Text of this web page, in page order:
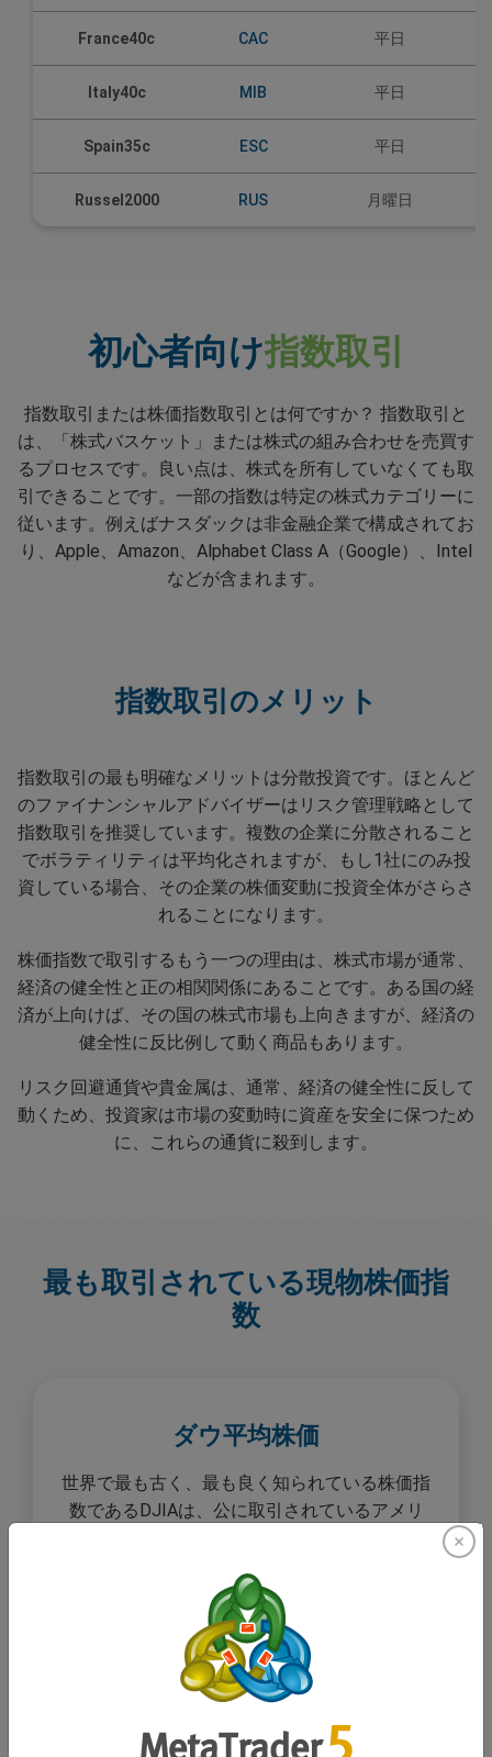
France40c CAC 平日
Italy40c MIB 平日
Spain35c ESC 平日
Russel2000 RUS 月曜日
初心者向け指数取引
指数取引または株価指数取引とは何ですか？ 指数取引と
は、「株式バスケット」または株式の組み合わせを売買す
るプロセスです。良い点は、株式を所有していなくても取
引できることです。一部の指数は特定の株式カテゴリーに
従います。例えばナスダックは非金融企業で構成されてお
り、Apple、Amazon、Alphabet Class A（Google）、Intel
などが含まれます。
指数取引のメリット
指数取引の最も明確なメリットは分散投資です。ほとんど
のファイナンシャルアドバイザーはリスク管理戦略として
指数取引を推奨しています。複数の企業に分散されること
でボラティリティは平均化されますが、もし1社にのみ投
資している場合、その企業の株価変動に投資全体がさらさ
れることになります。
株価指数で取引するもう一つの理由は、株式市場が通常、
経済の健全性と正の相関関係にあることです。ある国の経
済が上向けば、その国の株式市場も上向きますが、経済の
健全性に反比例して動く商品もあります。
リスク回避通貨や貴金属は、通常、経済の健全性に反して
動くため、投資家は市場の変動時に資産を安全に保つため
に、これらの通貨に殺到します。
最も取引されている現物株価指
数
ダウ平均株価
世界で最も古く、最も良く知られている株価指
数であるDJIAは、公に取引されているアメリ